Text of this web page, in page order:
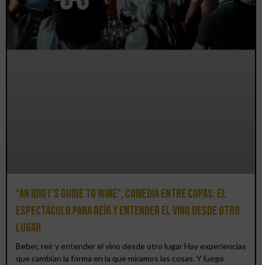
“An Idiot’s Guide to Wine”, comedia entre copas: el
espectáculo para reír y entender el vino desde otro
lugar
Beber, reír y entender el vino desde otro lugar Hay experiencias
que cambian la forma en la que miramos las cosas. Y luego